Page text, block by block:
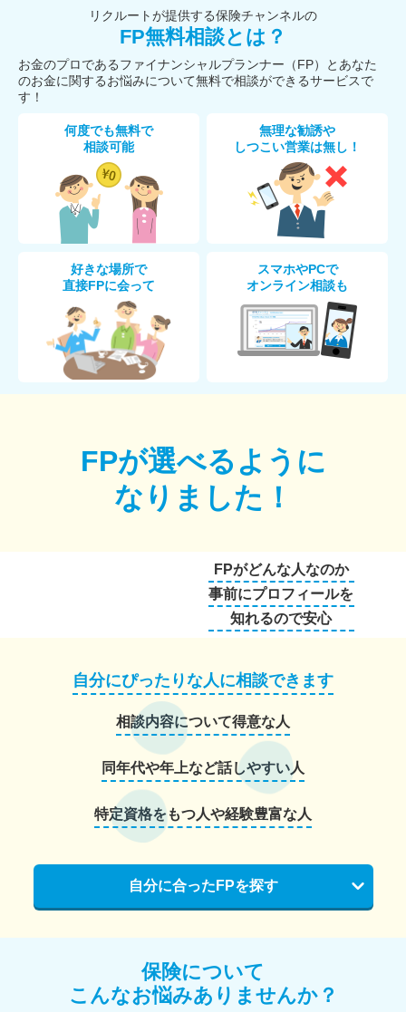
リクルートが提供する保険チャンネルの
FP無料相談とは？
お金のプロであるファイナンシャルプランナー（FP）とあなた
のお金に関するお悩みについて無料で相談ができるサービスで
す！
何度でも無料で
相談可能
無理な勧誘や
しつこい営業は無し！
好きな場所で
直接FPに会って
スマホやPCで
オンライン相談も
FPが選べるように
なりました！
FPがどんな人なのか
事前にプロフィールを
知れるので安心
自分にぴったりな人に相談できます
相談内容について得意な人
同年代や年上など話しやすい人
特定資格をもつ人や経験豊富な人
自分に合ったFPを探す
保険について
こんなお悩みありませんか？